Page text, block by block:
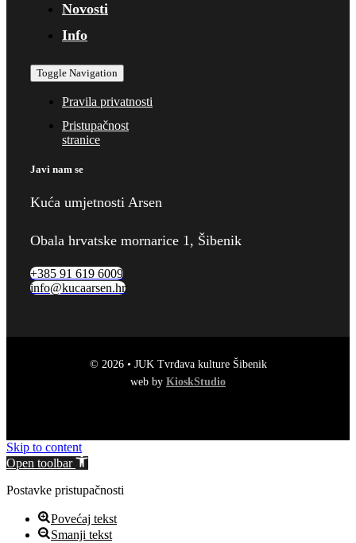
Novosti
Info
Toggle Navigation
Pravila privatnosti
Pristupačnost
stranice
Javi nam se
Kuća umjetnosti Arsen
Obala hrvatske mornarice 1, Šibenik
+385 91 619 6009
info@kucaarsen.hr
© 2026 • JUK Tvrđava kulture Šibenik
web by KioskStudio
Skip to content
Open toolbar
Postavke pristupačnosti
Povećaj tekst
Smanji tekst